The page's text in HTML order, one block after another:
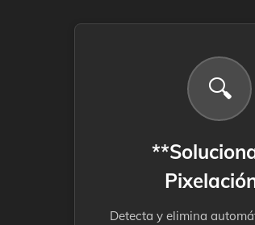
🔍
Detecta y elimina